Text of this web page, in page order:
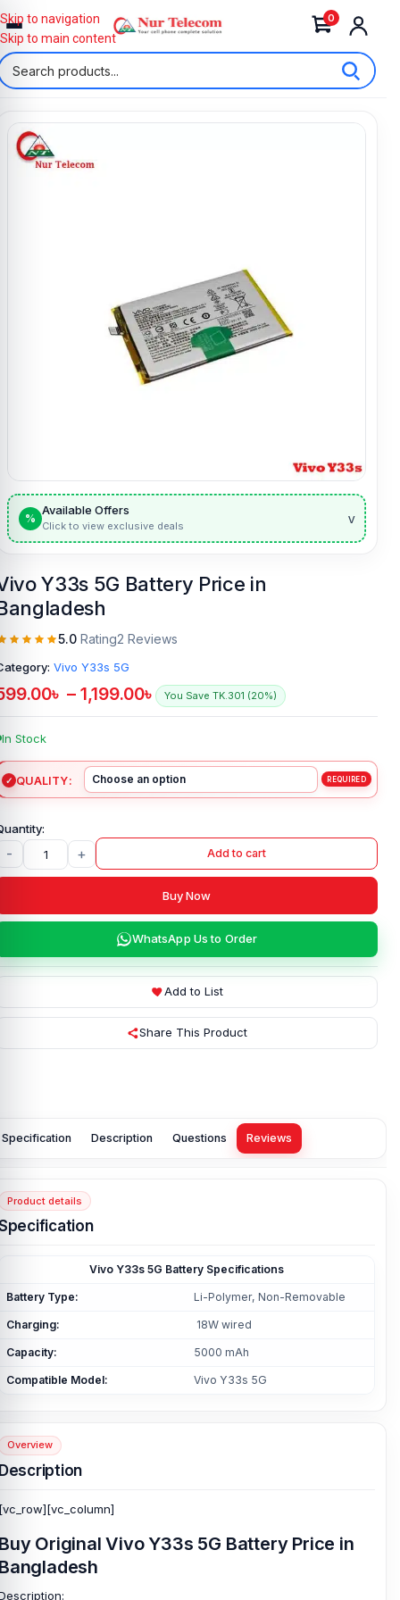
0
Skip to navigation
Skip to main content
%
Available Offers
Click to view exclusive deals v
Y33s 5G Battery Price in
5.0 Rating2 Reviews
Vivo Y33s 5G
৳ – 1,199.00৳ You Save TK.301 (20%)
In Stock
QUALITY
- + Add to cart
Buy Now
WhatsApp Us to Order
Add to List
Share This Product
Specification Description Questions Reviews
Product details
Vivo Y33s 5G Battery Specifications
Battery Type: Li-Polymer, Non-Removable
Charging: 18W wired
Capacity: 5000 mAh
Compatible Model: Vivo Y33s 5G
Overview
Original Vivo Y33s 5G Battery Price in